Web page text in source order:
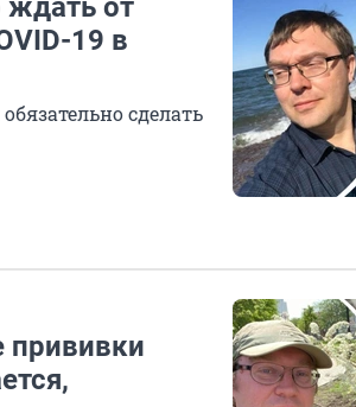
ждать от
19 в
сделать
прививки